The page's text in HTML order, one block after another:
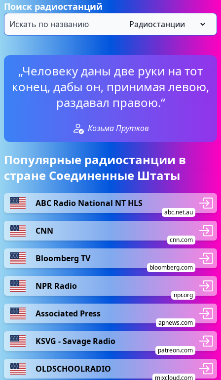
Поиск радиостанций
„Человеку даны две руки на тот
конец, дабы он, принимая левою,
раздавал правою.“
Козьма Прутков
Популярные радиостанции в
стране Соединенные Штаты
ABC Radio National NT HLS
abc.net.au
CNN
cnn.com
Bloomberg TV
bloomberg.com
NPR Radio
npr.org
Associated Press
apnews.com
KSVG - Savage Radio
patreon.com
OLDSCHOOLRADIO
mixcloud.com